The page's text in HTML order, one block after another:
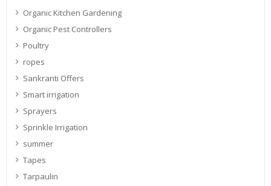
Organic Kitchen Gardening
Organic Pest Controllers
Poultry
ropes
Sankranti Offers
Smart irrigation
Sprayers
Sprinkle Irrigation
summer
Tapes
Tarpaulin